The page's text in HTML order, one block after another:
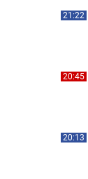
21:22
20:45
20:13